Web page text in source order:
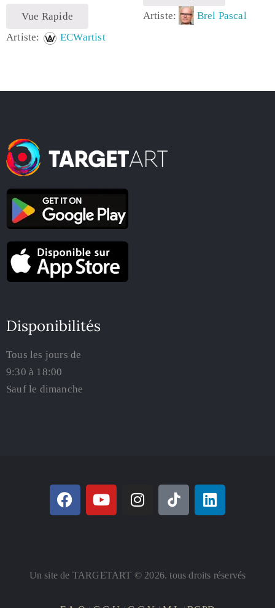
Vue Rapide
Artiste:
ECWartist
Artiste:
Brel Pascal
Disponibilités
Tous les jours de
9:30 à 18:00
Sauf le dimanche
Un site de TARGETART © 2026. tous droits réservés